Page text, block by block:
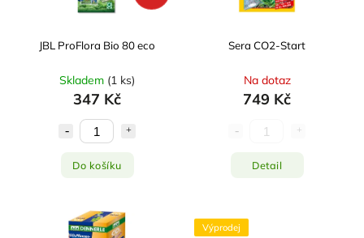
JBL ProFlora Bio 80 eco
Skladem (1 ks)
347 Kč
Do košíku
Sera CO2-Start
Na dotaz
749 Kč
Detail
Výprodej